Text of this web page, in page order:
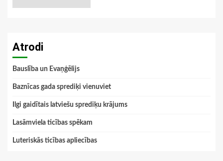
Atrodi
Bauslība un Evaņģēlijs
Baznīcas gada sprediķi vienuviet
Ilgi gaidītais latviešu sprediķu krājums
Lasāmviela ticības spēkam
Luteriskās ticības apliecības